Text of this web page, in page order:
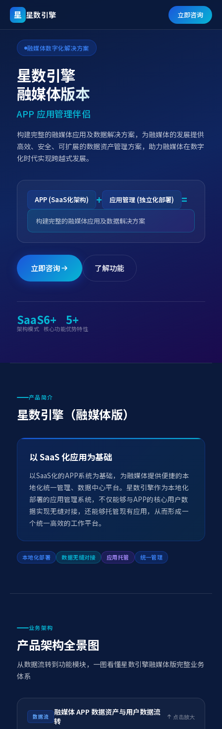
星 星数引擎 立即咨询
融媒体数字化解决方案
星数引擎
融媒体版本
APP 应用管理伴侣
构建完整的融媒体应用及数据解决方案，为融媒体的发展提供
高效、安全、可扩展的数据资产管理方案，助力融媒体在数字
化时代实现跨越式发展。
APP (SaaS化架构) + 应用管理 (独立化部署) =
构建完整的融媒体应用及数据解决方案
立即咨询 了解功能
SaaS
架构模式
6+
核心功能
5+
优势特性
产品简介
星数引擎（融媒体版）
以 SaaS 化应用为基础
以SaaS化的APP系统为基础，为融媒体提供便捷的本
地化统一管理、数据中心平台。星数引擎作为本地化
部署的应用管理系统，不仅能够与APP的核心用户数
据实现无缝对接，还能够托管现有应用，从而形成一
个统一高效的工作平台。
本地化部署 数据无缝对接 应用托管 统一管理
业务架构
产品架构全景图
从数据流转到功能模块，一图看懂星数引擎融媒体版完整业务
体系
数据流
融媒体 APP 数据资产与用户数据流
转
点击放大